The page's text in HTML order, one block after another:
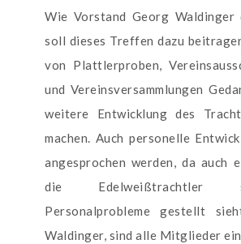
Wie Vorstand Georg
soll dieses Treffen dazu
von Plattlerproben,
und Vereinsversammlungen
weitere Entwicklung des
machen. Auch personelle
angesprochen werden, da auch
die
Personalprobleme gestellt
Waldinger, sind alle Mitglieder